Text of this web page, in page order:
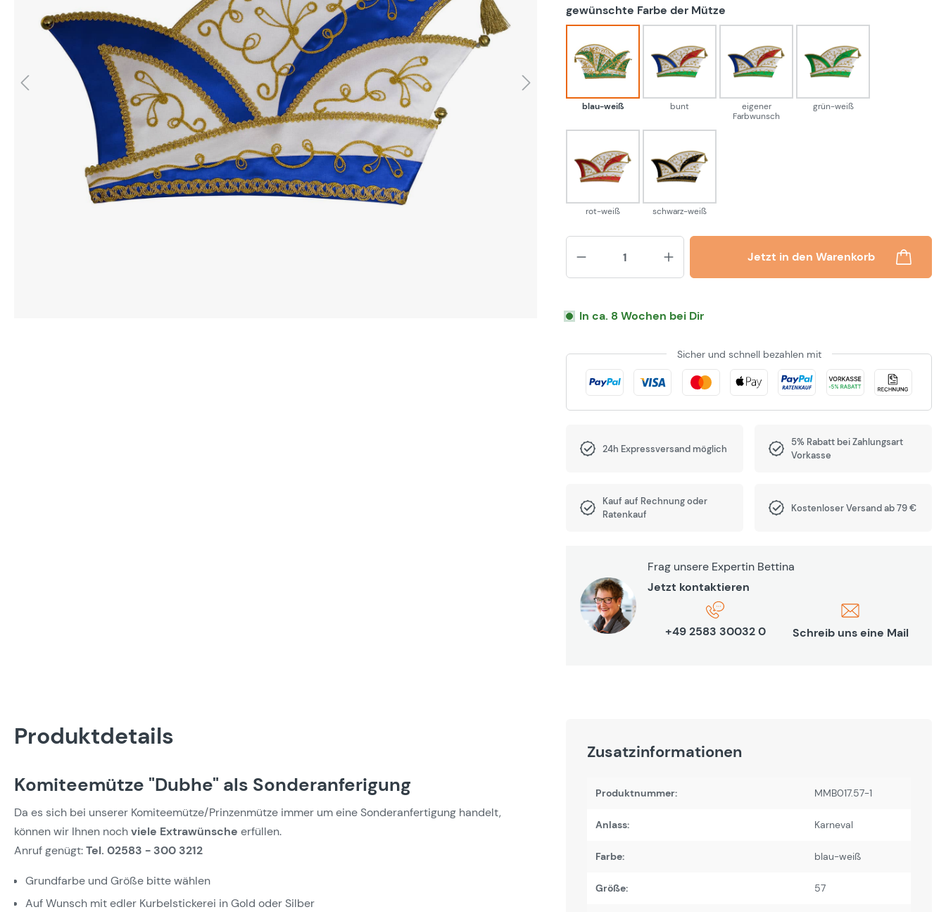
gewünschte Farbe der Mütze
blau-weiß
blau-weiß
bunt
bunt
eigener Farbwunsch
eigener
Farbwunsch
grün-weiß
grün-weiß
rot-weiß
rot-weiß
schwarz-weiß
schwarz-weiß
Produkt Anzahl: Gib den
Jetzt in den Warenkorb
In ca. 8 Wochen bei Dir
Sicher und schnell bezahlen mit
24h Expressversand möglich
5% Rabatt bei Zahlungsart
Vorkasse
Kauf auf Rechnung oder
Ratenkauf
Kostenloser Versand ab 79 €
Frag unsere Expertin Bettina
Jetzt kontaktieren
+49 2583 30032 0 Schreib uns eine Mail
Produktdetails
Komiteemütze "Dubhe" als Sonderanferigung
Da es sich bei unserer Komiteemütze/Prinzenmütze immer um eine Sonderanfertigung handelt,
können wir Ihnen nochviele Extrawünsche erfüllen.
Anruf genügt:Tel. 02583 - 300 3212
Grundfarbe und Größe bitte wählen
Auf Wunsch mit edler Kurbelstickerei in Gold oder Silber
Zusatzinformationen
Produktnummer: MMB017.57-1
Anlass: Karneval
Farbe: blau-weiß
Größe: 57